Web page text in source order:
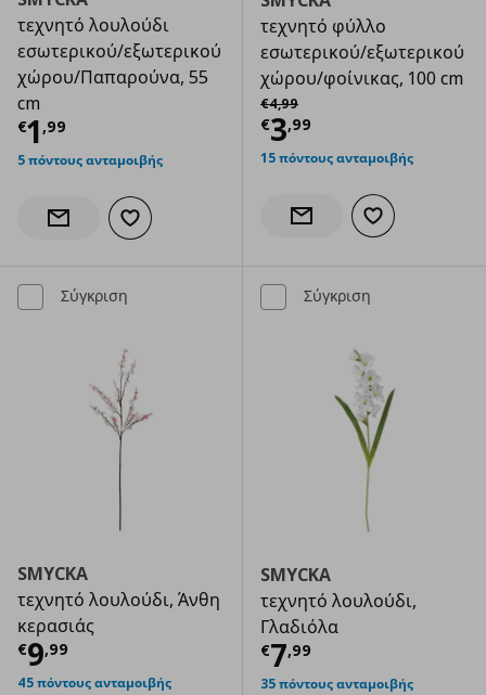
τεχνητό λουλούδι
εσωτερικού/εξωτερικού
χώρου/Παπαρούνα, 55
cm
€1 ,99
Τρέχουσα τιμή € 1,99
5 πόντους ανταμοιβής
Ενημέρωση διαθεσιμότητας
Προσθήκη στα αγαπημένα
τεχνητό φύλλο
εσωτερικού/εξωτερικού
χώρου/φοίνικας, 100 cm
€4,99
Αρχική τιμή
€3,99
Τρέχουσα
15 πόντους ανταμοιβής
Ενημέρωση διαθεσιμότητας
Προσθήκη στα
Σύγκριση
SMYCKA
τεχνητό λουλούδι, Άνθη
κερασιάς
€9,99
Τρέχουσα τιμή € 9,99
45 πόντους ανταμοιβής
Σύγκριση
SMYCKA
τεχνητό λουλούδι,
Γλαδιόλα
€7,99
Τρέχουσα
35 πόντους ανταμοιβής